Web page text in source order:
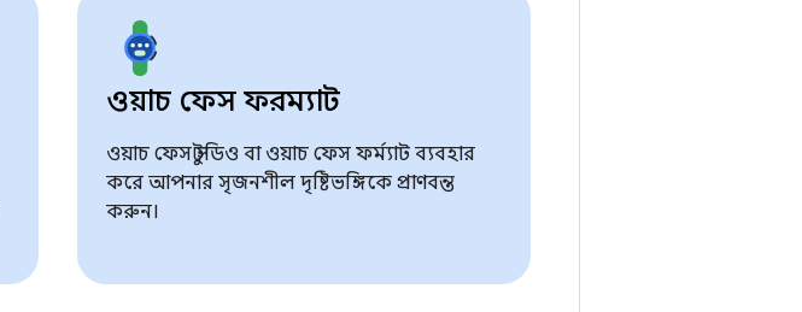
ওয়াচ ফেস ফরম্যাট
ওয়াচ ফেস স্টুডিও বা ওয়াচ ফেস ফর্ম্যাট ব্যবহার
করে আপনার সৃজনশীল দৃষ্টিভঙ্গিকে প্রাণবন্ত
করুন।